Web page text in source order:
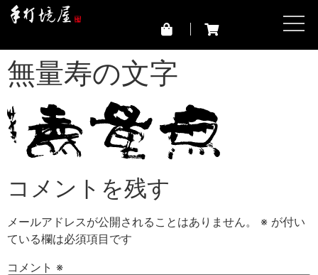
無量寿の文字
コメントを残す
メールアドレスが公開されることはありません。 ※ が付い
ている欄は必須項目です
コメント ※